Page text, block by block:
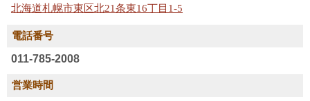
北海道札幌市東区北21条東16丁目1-5
電話番号
011-785-2008
営業時間